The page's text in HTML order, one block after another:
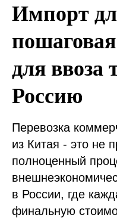
Импорт
для ввоза
Россию
Перевозка
из Китая - это не
полноценный
в России, где
финальную